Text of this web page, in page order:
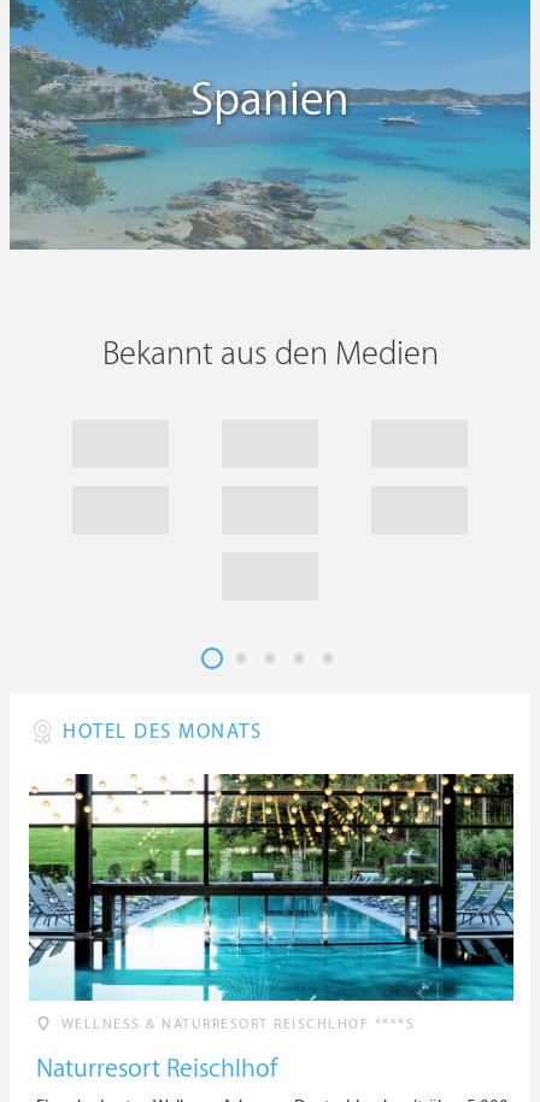
Spanien
Bekannt aus den Medien
HOTEL DES MONATS
WELLNESS & NATURRESORT REISCHLHOF ****S
Naturresort Reischlhof